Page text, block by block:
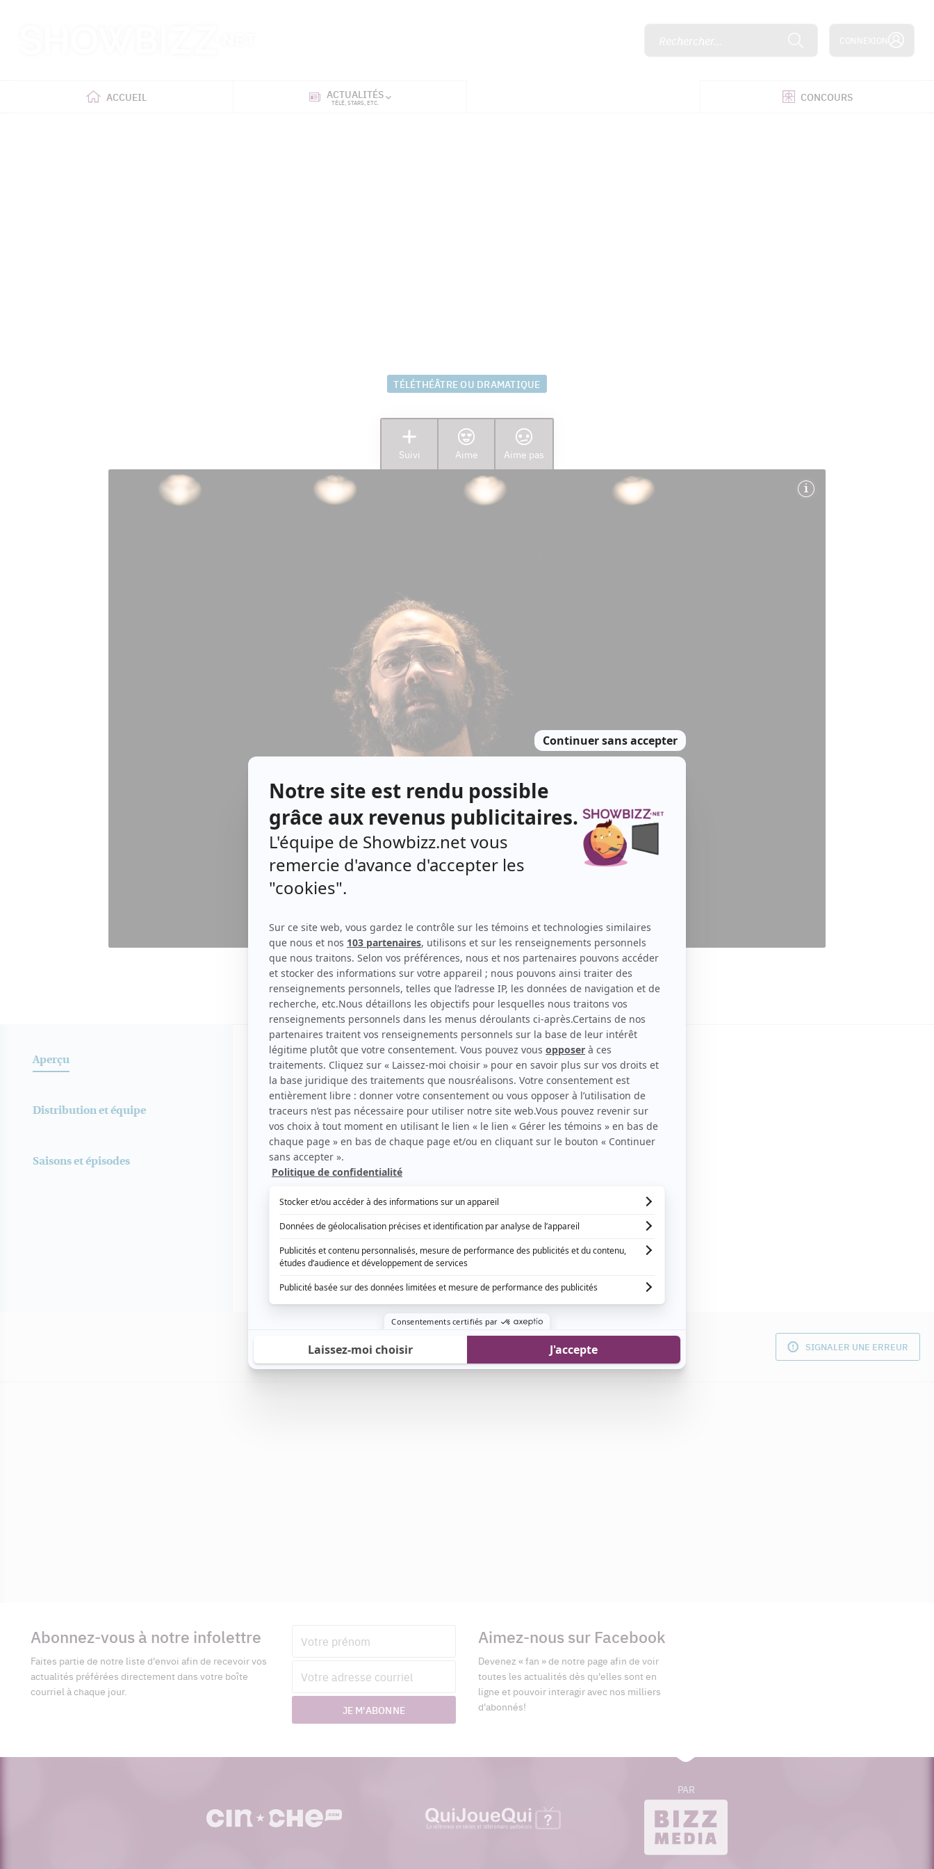
ACCUEIL ACTUALITÉS
TÉLÉ, STARS, ETC. CONCOURS
TÉLÉTHÉÂTRE OU DRAMATIQUE
Suivi Aime Aime pas
ANNÉE
2021
SAISON
1
ÉPISODES
1
DIFFUSEUR
Aperçu
Distribution et équipe
Saisons et épisodes
Aperçu
SYNOPSIS
Né en Iran, Mani a grandi à Paris, à Toronto et à Ottawa pour finalement atterrir à
Montréal. Face à la multiplicité de ses identités et de ses appartenances, il interroge
ses origines. Qu’est-ce que ça signifie être né quelque part? Sommes-nous ce que
nous disons et faisons ou ce que les autres projettent en nous? Avec humour et
dérision, il questionne ce qui reste d’iranien en lui pour mieux explorer la diversité et
la complexité de ce qui nous construit tous et chacun. Mise en scène de Mani
EN COLLABORATION AVEC SIGNALER UNE ERREUR
complémentaires
Abonnez-vous à notre infolettre
Faites partie de notre liste d'envoi afin de recevoir vos
actualités préférées directement dans votre boîte
courriel à chaque jour.
courriel
JE M'ABONNE
Aimez-nous sur Facebook
Devenez « fan » de notre page afin de voir
toutes les actualités dès qu'elles sont en
ligne et pouvoir interagir avec nos milliers
d'abonnés!
cinoche.com
quijouequi.com
bizzmedia.ca
PAR